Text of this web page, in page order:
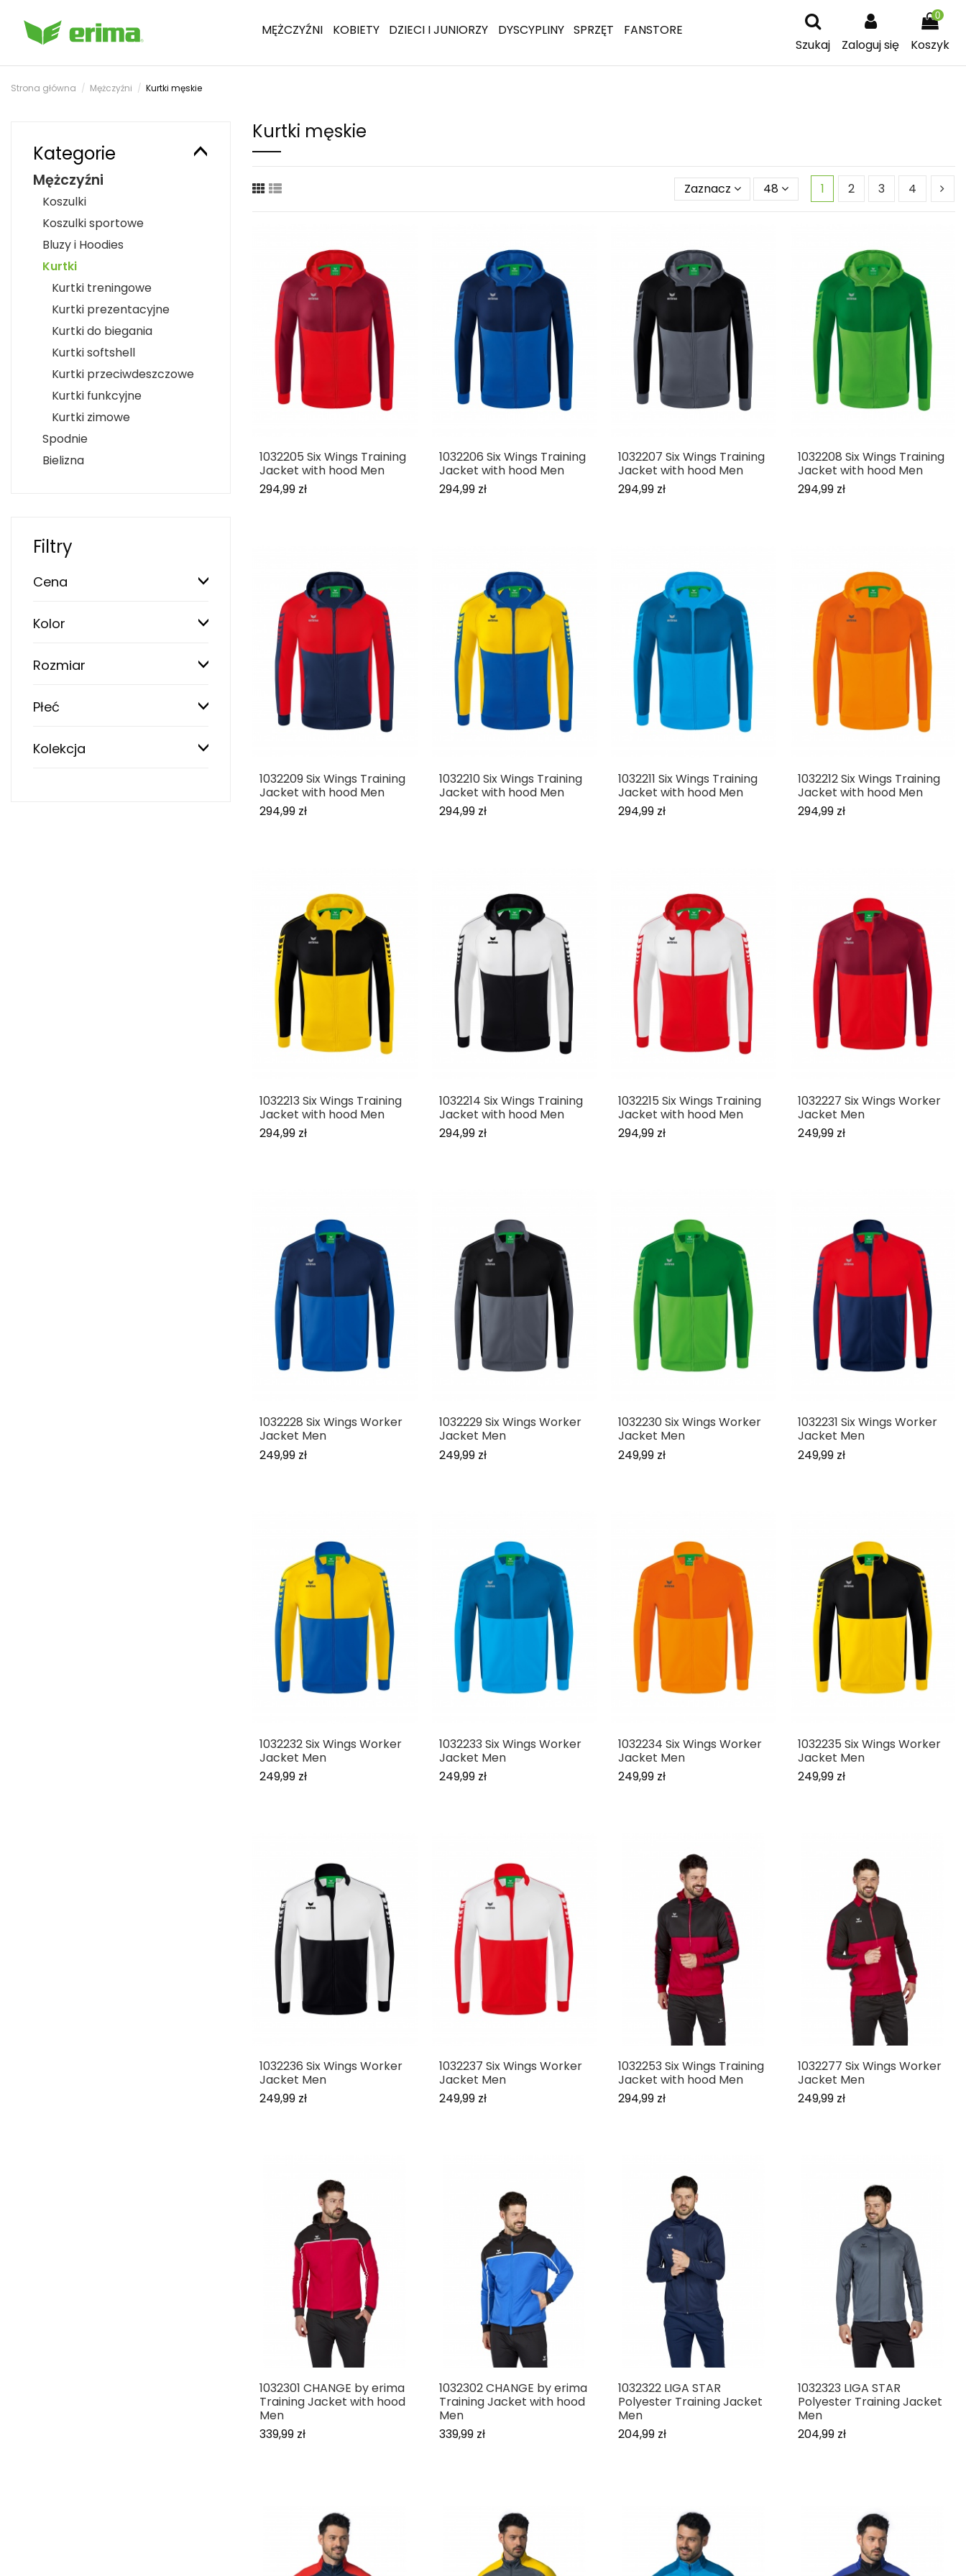
MĘŻCZYŹNI KOBIETY DZIECI I JUNIORZY DYSCYPLINY SPRZĘT
FANSTORE
Szukaj
Zaloguj się
0
Koszyk
Strona główna Mężczyźni Kurtki męskie
Kurtki męskie
Zaznacz 48 1 2 3 4
1032205 Six Wings Training
Jacket with hood Men
294,99 zł
1032206 Six Wings Training
Jacket with hood Men
294,99 zł
1032207 Six Wings Training
Jacket with hood Men
294,99 zł
1032208 Six Wings Training
Jacket with hood Men
294,99 zł
1032209 Six Wings Training
Jacket with hood Men
294,99 zł
1032210 Six Wings Training
Jacket with hood Men
294,99 zł
1032211 Six Wings Training
Jacket with hood Men
294,99 zł
1032212 Six Wings Training
Jacket with hood Men
294,99 zł
1032213 Six Wings Training
Jacket with hood Men
294,99 zł
1032214 Six Wings Training
Jacket with hood Men
294,99 zł
1032215 Six Wings Training
Jacket with hood Men
294,99 zł
1032227 Six Wings Worker
Jacket Men
249,99 zł
1032228 Six Wings Worker
Jacket Men
249,99 zł
1032229 Six Wings Worker
Jacket Men
249,99 zł
1032230 Six Wings Worker
Jacket Men
249,99 zł
1032231 Six Wings Worker
Jacket Men
249,99 zł
1032232 Six Wings Worker
Jacket Men
249,99 zł
1032233 Six Wings Worker
Jacket Men
249,99 zł
1032234 Six Wings Worker
Jacket Men
249,99 zł
1032235 Six Wings Worker
Jacket Men
249,99 zł
1032236 Six Wings Worker
Jacket Men
249,99 zł
1032237 Six Wings Worker
Jacket Men
249,99 zł
1032253 Six Wings Training
Jacket with hood Men
294,99 zł
1032277 Six Wings Worker
Jacket Men
249,99 zł
1032301 CHANGE by erima
Training Jacket with hood
Men
339,99 zł
1032302 CHANGE by erima
Training Jacket with hood
Men
339,99 zł
1032322 LIGA STAR
Polyester Training Jacket
Men
204,99 zł
1032323 LIGA STAR
Polyester Training Jacket
Men
204,99 zł
Kategorie
Mężczyźni
Koszulki
Koszulki sportowe
Bluzy i Hoodies
Kurtki
Kurtki treningowe
Kurtki prezentacyjne
Kurtki do biegania
Kurtki softshell
Kurtki przeciwdeszczowe
Kurtki funkcyjne
Kurtki zimowe
Spodnie
Bielizna
Filtry
Cena
Kolor
Rozmiar
Płeć
Kolekcja